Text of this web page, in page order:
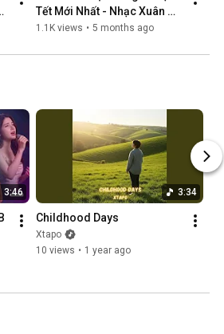
Tết Mới Nhất - Nhạc Xuân
Hay
1.1K views • 5 months ago
3:46 3:34
Childhood Days
Xtapo
10 views • 1 year ago